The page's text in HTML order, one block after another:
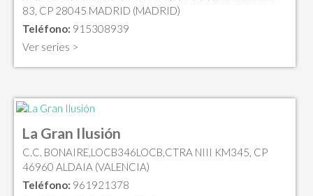
83, CP 28045 MADRID (MADRID)
Teléfono: 915308939
Ver series >
La Gran Ilusión
C.C. BONAIRE,LOCB346LOCB,CTRA NIII KM345, CP
46960 ALDAIA (VALENCIA)
Teléfono: 961921378